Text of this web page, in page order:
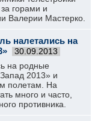
горами и
Валерии Мастерко.
налетались на
30.09.2013
на родные
2013» и
полетам. На
много и часто,
противника.